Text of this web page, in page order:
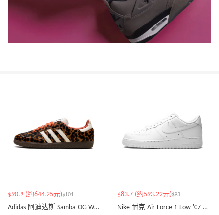
$90.9 (约644.25元)$101
Adidas 阿迪达斯 Samba OG WMNS 运动鞋
$83.7 (约593.22元)$93
Nike 耐克 Air Force 1 Low '07 运动鞋